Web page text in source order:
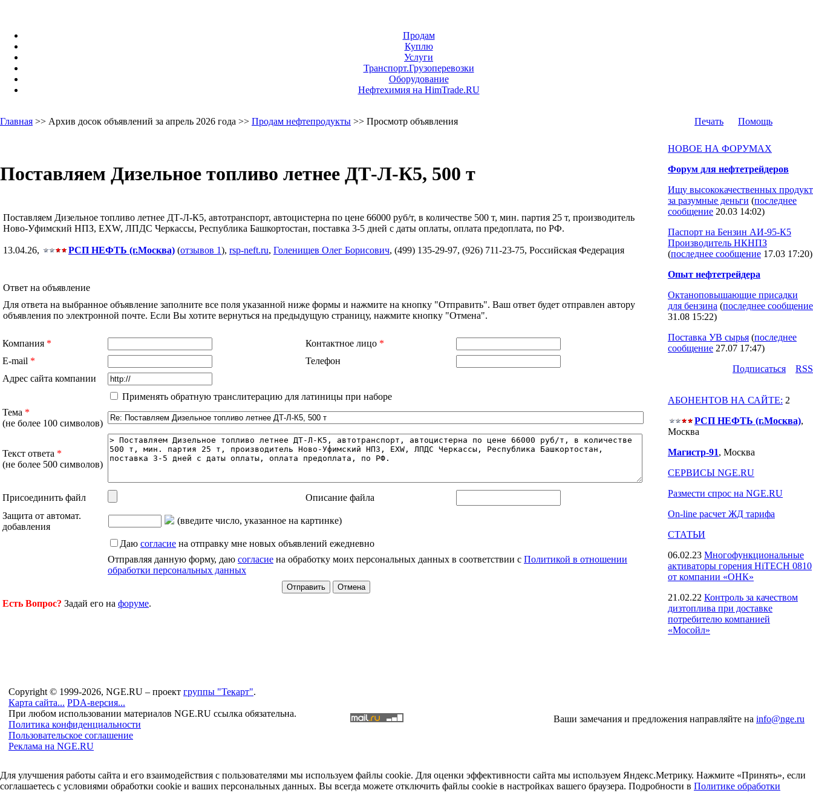
Продам
Куплю
Услуги
Транспорт.Грузоперевозки
Оборудование
Нефтехимия на HimTrade.RU
Главная >> Архив досок объявлений за апрель 2026 года >> Продам нефтепродукты >> Просмотр объявления Печать Помощь
Поставляем Дизельное топливо летнее ДТ-Л-К5, 500 т
Поставляем Дизельное топливо летнее ДТ-Л-К5, автотранспорт, автоцистерна по цене 66000 руб/т, в количестве 500 т, мин. партия 25 т, производитель
Ново-Уфимский НПЗ, EXW, ЛПДС Черкассы, Республика Башкортостан, поставка 3-5 дней с даты оплаты, оплата предоплата, по РФ.
13.04.26, РСП НЕФТЬ (г.Москва) (отзывов 1), rsp-neft.ru, Голенищев Олег Борисович, (499) 135-29-97, (926) 711-23-75, Российская Федерация
Ответ на объявление
Для ответа на выбранное объявление заполните все поля указанной ниже формы и нажмите на кнопку "Отправить". Ваш ответ будет отправлен автору
объявления по электронной почте. Если Вы хотите вернуться на предыдущую страницу, нажмите кнопку "Отмена".
Компания * Контактное лицо *
E-mail *
Телефон
Адрес сайта компании
Применять обратную транслитерацию для латиницы при наборе
Тема *
(не более 100 символов)
Текст ответа *
(не более 500 символов)
Присоединить файл
Описание файла
Защита от автомат.
добавления
(введите число, указанное на картинке)
Даю согласие на отправку мне новых объявлений ежедневно
Отправляя данную форму, даю согласие на обработку моих персональных данных в соответствии с Политикой в отношении
обработки персональных данных
Есть Вопрос? Задай его на форуме.
НОВОЕ НА ФОРУМАХ
Форум для нефтетрейдеров
Ищу высококачественных продукт
за разумные деньги (последнее
сообщение 20.03 14:02)
Паспорт на Бензин АИ-95-К5
Производитель НКНПЗ
(последнее сообщение 17.03 17:20)
Опыт нефтетрейдера
Октаноповышающие присадки
для бензина (последнее сообщение
31.08 15:22)
Поставка УВ сырья (последнее
сообщение 27.07 17:47)
Подпиcаться
RSS
АБОНЕНТОВ НА САЙТЕ: 2
РСП НЕФТЬ (г.Москва),
Москва
Магистр-91, Москва
СЕРВИСЫ NGE.RU
Размести спрос на NGE.RU
On-line расчет ЖД тарифа
СТАТЬИ
06.02.23 Многофункциональные
активаторы горения HiTECH 0810
от компании «ОНК»
21.02.22 Контроль за качеством
дизтоплива при доставке
потребителю компанией
«Мосойл»
Copyright © 1999-2026, NGE.RU – проект группы "Текарт".
Карта сайта... PDA-версия...
При любом использовании материалов NGE.RU ссылка обязательна.
Политика конфиденциальности
Пользовательское соглашение
Реклама на NGE.RU
Ваши замечания и предложения направляйте на info@nge.ru
Для улучшения работы сайта и его взаимодействия с пользователями мы используем файлы cookie. Для оценки эффективности сайта мы используем Яндекс.Метрику. Нажмите «Принять», если
соглашаетесь с условиями обработки cookie и ваших персональных данных. Вы всегда можете отключить файлы cookie в настройках вашего браузера. Подробности в Политике обработки